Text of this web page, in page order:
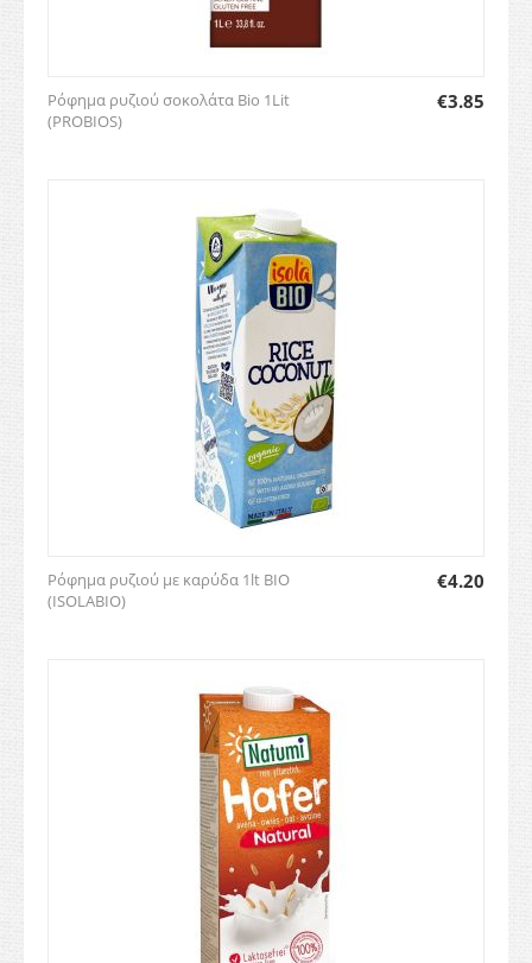
Ρόφημα ρυζιού σοκολάτα Bio 1Lit
(PROBIOS)
€3.85
Ρόφημα ρυζιού με καρύδα 1lt ΒΙΟ
(ISOLABIO)
€4.20